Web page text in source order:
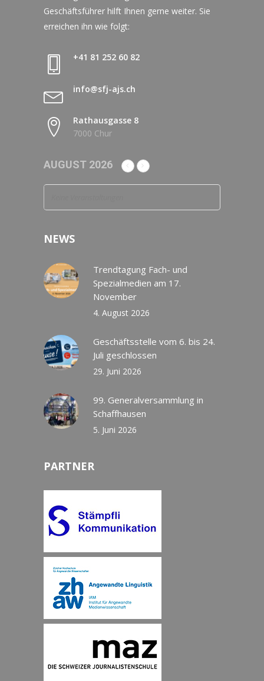
Geschäftsführer hilft Ihnen gerne weiter. Sie
erreichen ihn wie folgt:
+41 81 252 60 82
info@sfj-ajs.ch
Rathausgasse 8
7000 Chur
AUGUST 2026
NEWS
Trendtagung Fach- und
Spezialmedien am 17.
November
4. August 2026
Geschäftsstelle vom 6. bis 24.
Juli geschlossen
29. Juni 2026
99. Generalversammlung in
Schaffhausen
5. Juni 2026
PARTNER